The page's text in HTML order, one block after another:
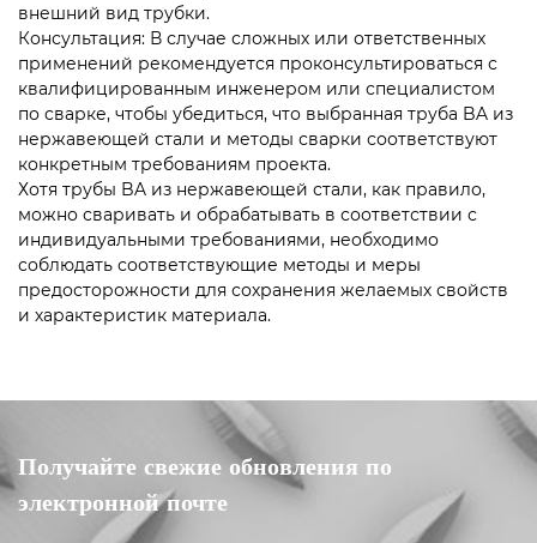
внешний вид трубки.
Консультация: В случае сложных или ответственных
применений рекомендуется проконсультироваться с
квалифицированным инженером или специалистом
по сварке, чтобы убедиться, что выбранная труба BA из
нержавеющей стали и методы сварки соответствуют
конкретным требованиям проекта.
Хотя трубы BA из нержавеющей стали, как правило,
можно сваривать и обрабатывать в соответствии с
индивидуальными требованиями, необходимо
соблюдать соответствующие методы и меры
предосторожности для сохранения желаемых свойств
и характеристик материала.
Получайте свежие обновления по
электронной почте